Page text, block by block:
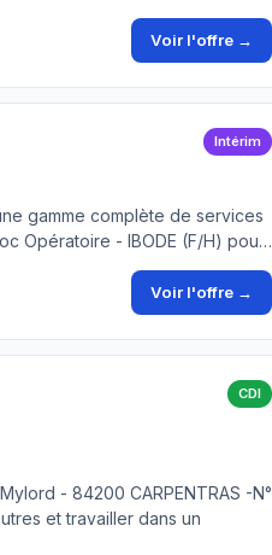
Voir l'offre →
Intérim
gamme complète de services
Opératoire - IBODE (F/H) pou…
Voir l'offre →
CDI
- 84200 CARPENTRAS -N°
et travailler dans un